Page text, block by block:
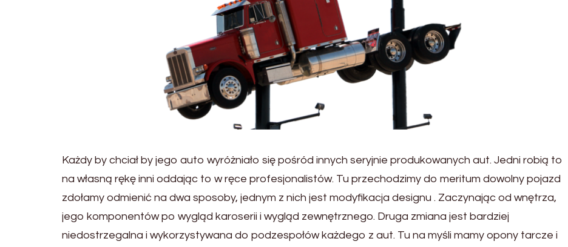
Każdy by chciał by jego auto wyróżniało się pośród innych seryjnie produkowanych aut. Jedni robią to
na własną rękę inni oddając to w ręce profesjonalistów. Tu przechodzimy do meritum dowolny pojazd
zdołamy odmienić na dwa sposoby, jednym z nich jest modyfikacja designu . Zaczynając od wnętrza,
jego komponentów po wygląd karoserii i wygląd zewnętrznego. Druga zmiana jest bardziej
niedostrzegalna i wykorzystywana do podzespołów każdego z aut. Tu na myśli mamy opony tarcze i